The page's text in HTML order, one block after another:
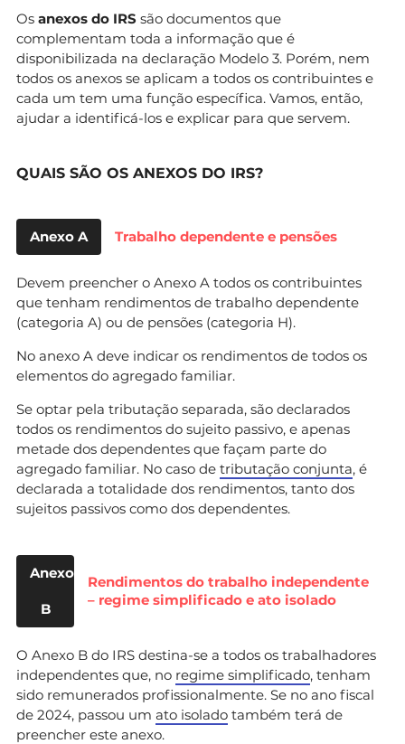
Os anexos do IRS são documentos que
complementam toda a informação que é
disponibilizada na declaração Modelo 3. Porém, nem
todos os anexos se aplicam a todos os contribuintes e
cada um tem uma função específica. Vamos, então,
ajudar a identificá-los e explicar para que servem.
QUAIS SÃO OS ANEXOS DO IRS?
Anexo A Trabalho dependente e pensões
Devem preencher o Anexo A todos os contribuintes
que tenham rendimentos de trabalho dependente
(categoria A) ou de pensões (categoria H).
No anexo A deve indicar os rendimentos de todos os
elementos do agregado familiar.
Se optar pela tributação separada, são declarados
todos os rendimentos do sujeito passivo, e apenas
metade dos dependentes que façam parte do
agregado familiar. No caso de tributação conjunta, é
declarada a totalidade dos rendimentos, tanto dos
sujeitos passivos como dos dependentes.
Anexo
B
Rendimentos do trabalho independente
– regime simplificado e ato isolado
O Anexo B do IRS destina-se a todos os trabalhadores
independentes que, no regime simplificado, tenham
sido remunerados profissionalmente. Se no ano fiscal
de 2024, passou um ato isolado também terá de
preencher este anexo.